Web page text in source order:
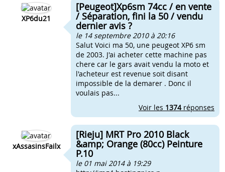
XP6du21
[Peugeot]Xp6sm 74cc / en vente
/ Séparation, fini la 50 / vendu
dernier avis ?
le 14 septembre 2010 à 20:16
Salut Voici ma 50, une peugeot XP6 sm
de 2003. J'ai acheter cette machine pas
chere car le gars avait vendu la moto et
l'acheteur est revenue soit disant
impossible de la demarer . Donc il
voulais pas...
Voir les 1374réponses
xAssasinsFailx
[Rieju] MRT Pro 2010 Black
&amp; Orange (80cc) Peinture
P.10
le 01 mai 2014 à 19:29